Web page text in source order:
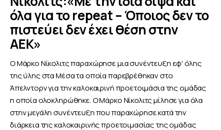
όλα για το repeat – Όποιος δεν το
πιστεύει δεν έχει θέση στην
ΑΕΚ»
Ο Μάρκο Νίκολιτς παραχώρησε μια συνέντευξη εφ' όλης
της ύλης στα Μέσα τα οποία παρεβρέθηκαν στο
Άπελντορν για την καλοκαιρινή προετοιμάσια της ομάδας
η οποία ολοκληρώθηκε. Ο Μάρκο Νίκολιτς μίλησε για όλα
στην μεγάλη συνέντευξη που παραχώρησε κατά την
διάρκεια της καλοκαιρινής προετοιμασίας της ομάδας